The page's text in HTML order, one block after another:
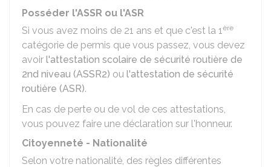
Posséder l'ASSR ou l'ASR
Si vous avez moins de 21 ans et que c'est la 1ère
catégorie de permis que vous passez, vous devez
avoir l'attestation scolaire de sécurité routière de
2nd niveau (ASSR2) ou l'attestation de sécurité
routière (ASR).
En cas de perte ou de vol de ces attestations,
vous pouvez faire une déclaration sur l'honneur.
Citoyenneté - Nationalité
Selon votre nationalité, des règles différentes